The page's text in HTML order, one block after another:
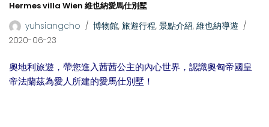
Hermes villa Wien 維也納愛馬仕別墅
yuhsiangcho
博物館, 旅遊行程, 景點介紹, 維也納導遊
2020-06-23
奧地利旅遊，帶您進入茜茜公主的內心世界，認識奧匈帝國皇
帝法蘭茲為愛人所建的愛馬仕別墅！